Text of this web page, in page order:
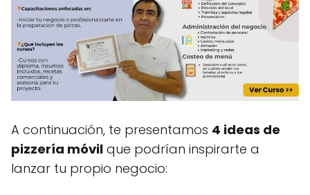
A continuación, te presentamos 4 ideas de
pizzería móvil que podrían inspirarte a
lanzar tu propio negocio: